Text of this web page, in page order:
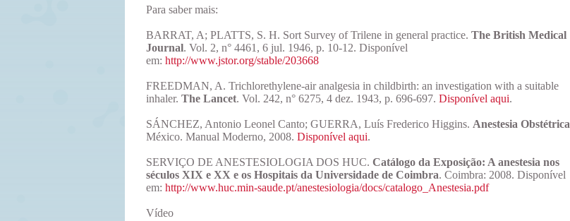
Para saber mais:
BARRAT, A; PLATTS, S. H. Sort Survey of Trilene in general practice. The British Medical
Journal. Vol. 2, n° 4461, 6 jul. 1946, p. 10-12. Disponível
em: http://www.jstor.org/stable/203668
FREEDMAN, A. Trichlorethylene-air analgesia in childbirth: an investigation with a suitable
inhaler. The Lancet. Vol. 242, n° 6275, 4 dez. 1943, p. 696-697. Disponível aqui.
SÁNCHEZ, Antonio Leonel Canto; GUERRA, Luís Frederico Higgins. Anestesia Obstétrica
México. Manual Moderno, 2008. Disponível aqui.
SERVIÇO DE ANESTESIOLOGIA DOS HUC. Catálogo da Exposição: A anestesia nos
séculos XIX e XX e os Hospitais da Universidade de Coimbra. Coimbra: 2008. Disponível
em: http://www.huc.min-saude.pt/anestesiologia/docs/catalogo_Anestesia.pdf
Vídeo